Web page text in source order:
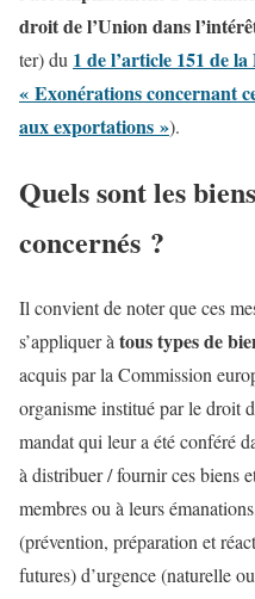
droit de l’Union dans
ter) du 1 de l’article 151 de
« Exonérations concernant
aux exportations »).
Quels sont les
concernés ?
Il convient de noter que ces
s’appliquer à tous types de
acquis par la Commission
organisme institué par le droit
mandat qui leur a été conféré
à distribuer / fournir ces biens
membres ou à leurs
(prévention, préparation et
futures) d’urgence (naturelle